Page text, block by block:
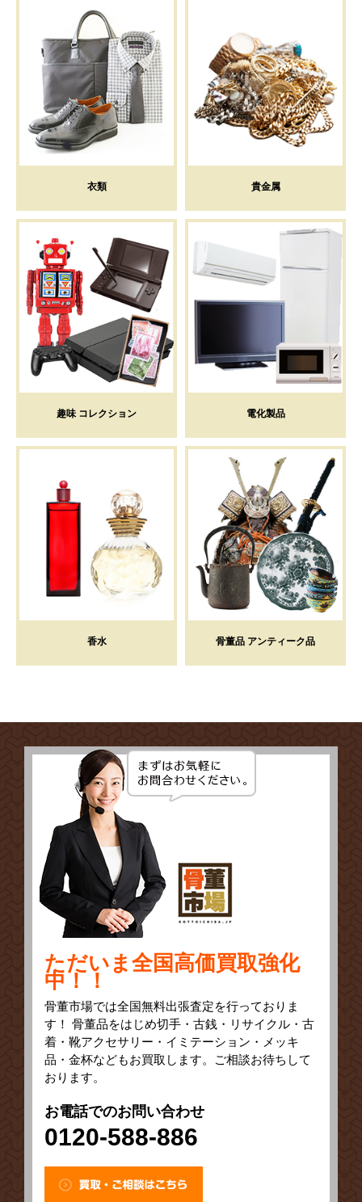
衣類 貴金属
趣味 コレクション 電化製品
香水 骨董品 アンティーク品
ただいま全国高価買取強化
中！！
骨董市場では全国無料出張査定を行っておりま
す！ 骨董品をはじめ切手・古銭・リサイクル・古
着・靴アクセサリー・イミテーション・メッキ
品・金杯などもお買取します。ご相談お待ちして
おります。
お電話でのお問い合わせ
0120-588-886